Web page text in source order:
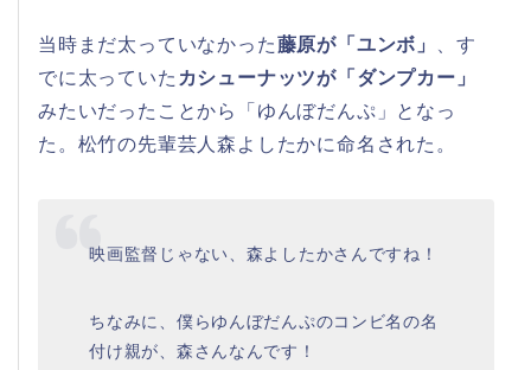
当時まだ太っていなかった藤原が「ユンボ」
、す
でに太っていた カシューナッツが「ダンプカー」
みたいだったことから「ゆんぼだんぷ」となっ
た。松竹の先輩芸人森よしたかに命名された。
映画監督じゃない、森よしたかさんですね！
ちなみに、僕らゆんぼだんぷのコンビ名の名
付け親が、森さんなんです！